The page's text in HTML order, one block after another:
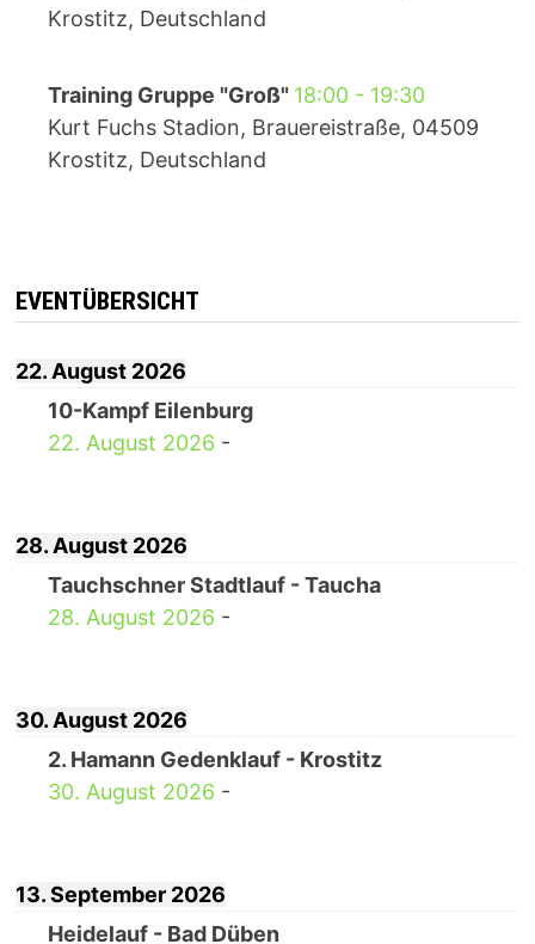
Krostitz, Deutschland
Training Gruppe "Groß" 18:00- 19:30
Kurt Fuchs Stadion, Brauereistraße, 04509
Krostitz, Deutschland
EVENTÜBERSICHT
22. August 2026
10-Kampf Eilenburg
22. August 2026 -
28. August 2026
Tauchschner Stadtlauf - Taucha
28. August 2026 -
30. August 2026
2. Hamann Gedenklauf - Krostitz
30. August 2026 -
13. September 2026
Heidelauf - Bad Düben